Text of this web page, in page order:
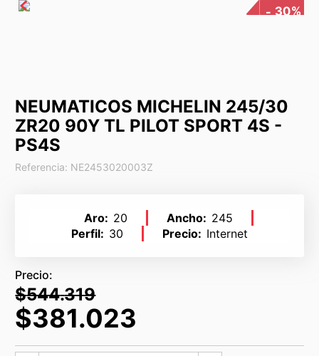
30%
NEUMATICOS MICHELIN 245/30
ZR20 90Y TL PILOT SPORT 4S -
PS4S
Referencia: NE2453020003Z
Aro 20 Ancho
245
Perfil
30 Precio Internet
$544.319
$381.023